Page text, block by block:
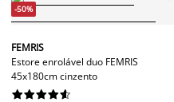
-50%
FEMRIS
Estore enrolável duo FEMRIS
45x180cm cinzento





